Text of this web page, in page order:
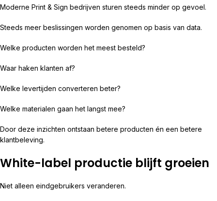
Moderne Print & Sign bedrijven sturen steeds minder op gevoel.
Steeds meer beslissingen worden genomen op basis van data.
Welke producten worden het meest besteld?
Waar haken klanten af?
Welke levertijden converteren beter?
Welke materialen gaan het langst mee?
Door deze inzichten ontstaan betere producten én een betere
klantbeleving.
White-label productie blijft groeien
Niet alleen eindgebruikers veranderen.